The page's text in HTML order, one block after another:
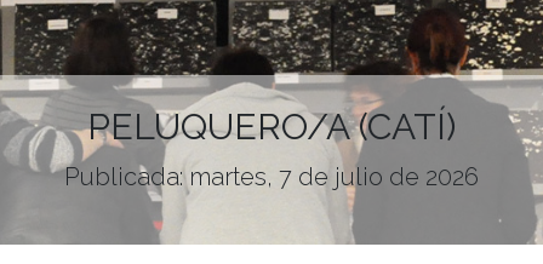
PELUQUERO/A (CATÍ)
Publicada: martes, 7 de julio de 2026